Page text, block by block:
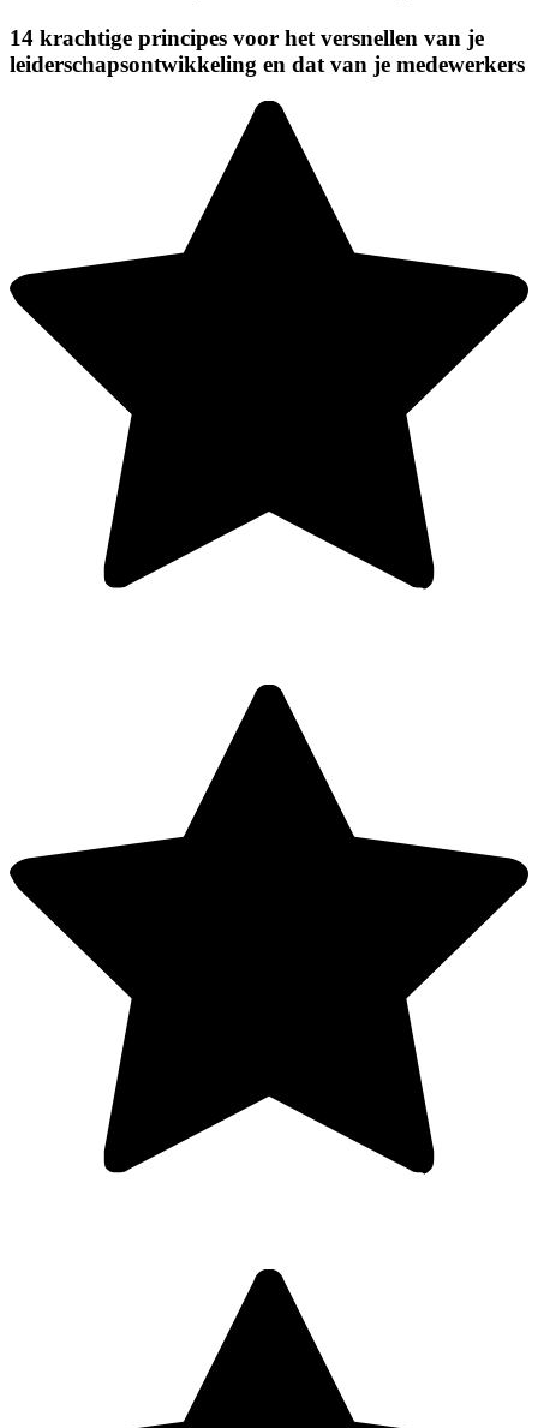
14 krachtige principes voor het versnellen van je
leiderschapsontwikkeling en dat van je medewerkers